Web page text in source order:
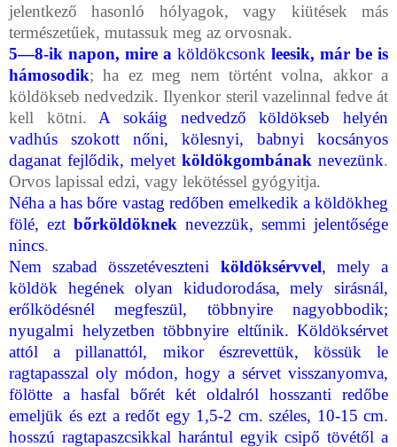
jelentkező hasonló hólyagok, vagy kiütések más
természetűek, mutassuk meg az orvosnak.
5—8-ik napon, mire a köldökcsonk leesik, már be is
hámosodik; ha ez meg nem történt volna, akkor a
köldökseb nedvedzik. Ilyenkor steril vaze­linnal fedve át
kell kötni. A sokáig nedvedző köldökseb helyén
vadhús szokott nőni, kölesnyi, babnyi kocsányos
daganat fejlődik, melyet köldök­gombának nevezünk.
Orvos lapissal edzi, vagy lekötéssel gyógyitja.
Néha a has bőre vastag redőben emelkedik a köldökheg
fölé, ezt bőr­köldöknek nevezzük, semmi jelentősége
nincs.
Nem szabad összetéveszteni
köldöksérvvel, mely a
köldök hegének olyan kidudorodása, mely sirásnál,
erőlködésnél megfeszül, többnyire nagyobbodik;
nyugalmi helyzetben több­nyire eltűnik. Köldöksérvet
attól a pillanattól, mikor észrevettük, kössük le
ragtapasszal oly módon, hogy a sérvet visszanyomva,
fölötte a hasfal bőrét két oldalról hosszanti redőbe
emeljük és ezt a redőt egy 1,5-2 cm. széles, 10-15 cm.
hosszú ragtapaszcsikkal harántul egyik csipő tövétől a